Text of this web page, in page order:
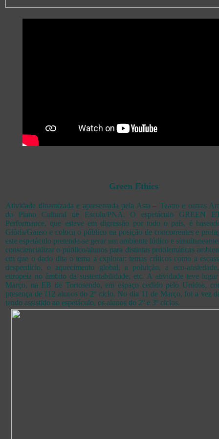
Green Ethics
Atividade dinamizada e apresentada pela Asta – Teatro e outras
do Plano Cultural de Escola/PNA. O espetáculo GREEN
Performance, que esteve em digressão por todo o país, é
Glória/Ganso e coloca o público na posição de concorrentes e
este espetáculo pretende-se gerar um ambiente lúdico e
consciencializar o público/alunos para distintas problemáticas
em que o dado dita o tema a explorar: temas críticos como a
desperdício, o aquecimento global, a poluição, a eco-
europeia no âmbito da sustentabilidade, etc. A atividade teve
Março, na EB de Tortosendo, em espaço cedido pelo Unidos,
presença de 112 alunos do 2º ciclo. No dia 11 de Março, foi a vez
tendo assistido ao espetáculo, os alunos do 2º e 3º ciclos.